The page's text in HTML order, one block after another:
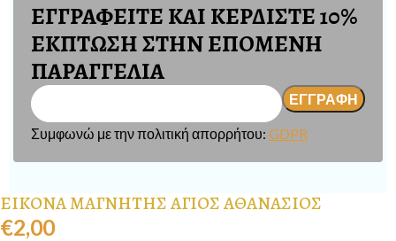
ΕΓΓΡΑΦΕΙΤΕ ΚΑΙ ΚΕΡΔΙΣΤΕ 10%
ΕΚΠΤΩΣΗ ΣΤΗΝ ΕΠΟΜΕΝΗ
ΠΑΡΑΓΓΕΛΙΑ
Συμφωνώ με την πολιτική απορρήτου: GDPR
ΕΙΚΟΝΑ ΜΑΓΝΗΤΗΣ ΑΓΙΟΣ ΑΘΑΝΑΣΙΟΣ
€2,00